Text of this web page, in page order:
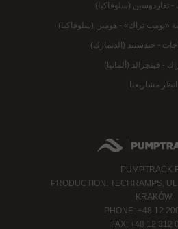
- تفاردوسين (سلوفاكيا)
«بومب تراك» - هومين (سلوفاكيا)
- جيدستيد (الدنمارك)
- فينجرالد (ألمانيا)
انظر مشاريعنا
PRODUCTION: TECHRAMPS,
KRAKÓW
PHONE: +48 12
FAX: +48 12 312